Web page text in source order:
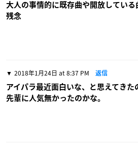
大人の事情的に既存曲や開放してい
残念
2018年1月24日 at 8:37 PM 返信
アイパラ最近面白いな、と思えてき
先輩に人気無かったのかな。